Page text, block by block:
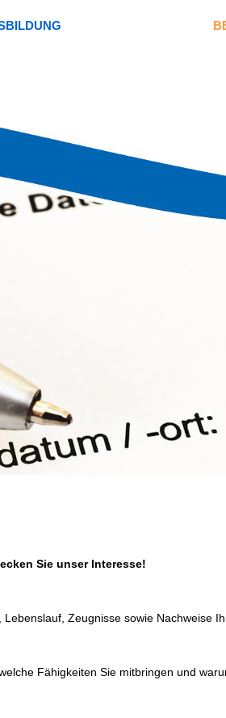
Sie unser Interesse!
Zeugnisse sowie Nachweise
Fähigkeiten Sie mitbringen und